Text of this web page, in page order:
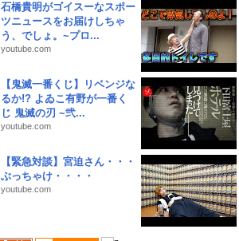
石橋貴明がゴイスーなスポー
ツニュースをお届けしちゃ
う、でしょ。~プロ...
youtube.com
【鬼滅一番くじ】リベンジな
るか!? よゐこ有野が一番く
じ 鬼滅の刃 ~弐...
youtube.com
【緊急対談】宮迫さん・・・
ぶっちゃけ・・・・
youtube.com